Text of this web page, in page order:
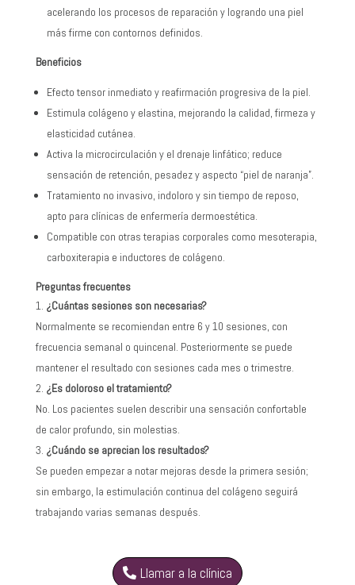
acelerando los procesos de reparación y logrando una piel
más firme con contornos definidos.
Beneficios
Efecto tensor inmediato y reafirmación progresiva de la piel.
Estimula colágeno y elastina, mejorando la calidad, firmeza y
elasticidad cutánea.
Activa la microcirculación y el drenaje linfático; reduce
sensación de retención, pesadez y aspecto “piel de naranja”.
Tratamiento no invasivo, indoloro y sin tiempo de reposo,
apto para clínicas de enfermería dermoestética.
Compatible con otras terapias corporales como mesoterapia,
carboxiterapia e inductores de colágeno.
Preguntas frecuentes
¿Cuántas sesiones son necesarias?
Normalmente se recomiendan entre 6 y 10 sesiones, con
frecuencia semanal o quincenal. Posteriormente se puede
mantener el resultado con sesiones cada mes o trimestre.
¿Es doloroso el tratamiento?
No. Los pacientes suelen describir una sensación confortable
de calor profundo, sin molestias.
¿Cuándo se aprecian los resultados?
Se pueden empezar a notar mejoras desde la primera sesión;
sin embargo, la estimulación continua del colágeno seguirá
trabajando varias semanas después.
Llamar a la clínica